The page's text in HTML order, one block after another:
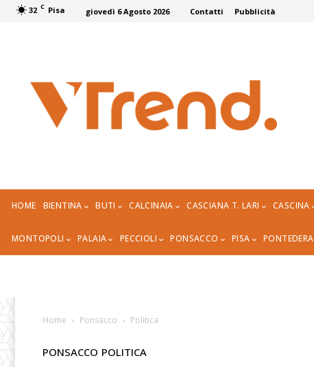
32 C Pisa giovedì 6 Agosto 2026 Contatti Pubblicità
HOME BIENTINA BUTI CALCINAIA CASCIANA T. LARI CASCINA
MONTOPOLI PALAIA PECCIOLI PONSACCO PISA PONTEDERA
Home Ponsacco Politica
PONSACCO POLITICA